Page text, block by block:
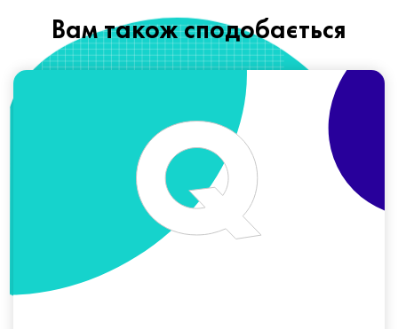
Вам також сподобається